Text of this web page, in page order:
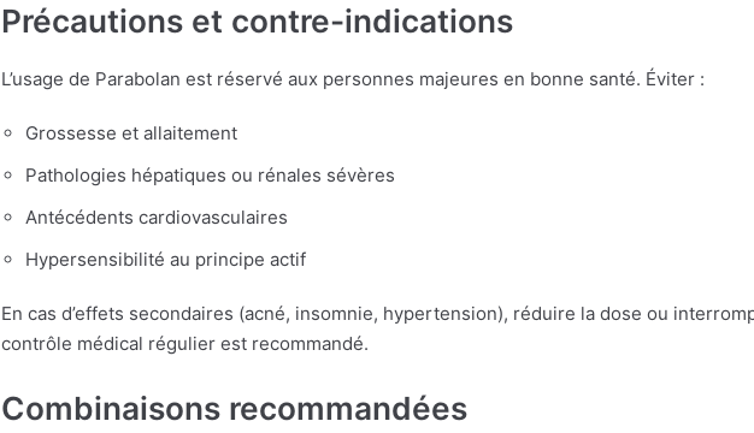
Précautions et contre-indications
L’usage de Parabolan est réservé aux personnes majeures en bonne santé. Éviter :
Grossesse et allaitement
Pathologies hépatiques ou rénales sévères
Antécédents cardiovasculaires
Hypersensibilité au principe actif
En cas d’effets secondaires (acné, insomnie, hypertension), réduire la dose ou
contrôle médical régulier est recommandé.
Combinaisons recommandées